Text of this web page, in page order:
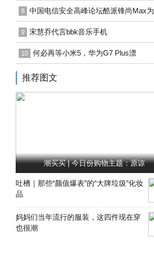
8 中国电信安全高峰论坛酷派锋尚Max为
9 宋慧乔代言bbk音乐手机
10 何必再等小米5，华为G7 Plus漂
推荐图文
潮买买 | 今日份购物主题：原谅
吐槽｜那些“颜值爆表”的“大牌垃圾”化妆
品
妈妈们当年流行的服装，这四件现在穿
也很潮